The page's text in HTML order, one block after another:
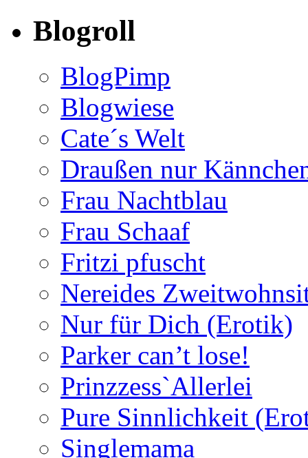
Blogroll
BlogPimp
Blogwiese
Cate´s Welt
Draußen nur
Frau Nachtblau
Frau Schaaf
Fritzi pfuscht
Nereides
Nur für Dich (Erotik)
Parker can’t lose!
Prinzzess`Allerlei
Pure Sinnlichkeit
Singlemama